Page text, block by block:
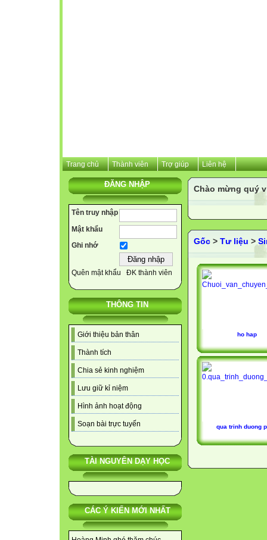
Trang chủ Thành viên Trợ giúp Liên hệ
ĐĂNG NHẬP
Tên truy nhập
Mật khẩu
Ghi nhớ
Quên mật khẩu ĐK thành viên
THÔNG TIN
Giới thiệu bản thân
Thành tích
Chia sẻ kinh nghiệm
Lưu giữ kỉ niệm
Hình ảnh hoạt động
Soạn bài trực tuyến
TÀI NGUYÊN DẠY HỌC
CÁC Ý KIẾN MỚI NHẤT
Chào mừng quý
Gốc > Tư liệu >
ho hap
qua trinh duong